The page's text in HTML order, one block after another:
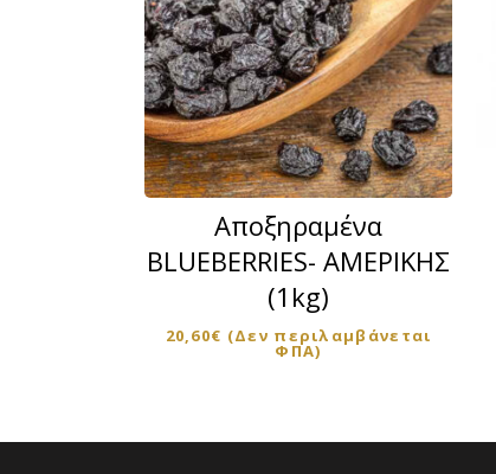
Αποξηραμένα
BLUEBERRIES- ΑΜΕΡΙΚΗΣ
(1kg)
20,60€ (Δεν περιλαμβάνεται
ΦΠΑ)